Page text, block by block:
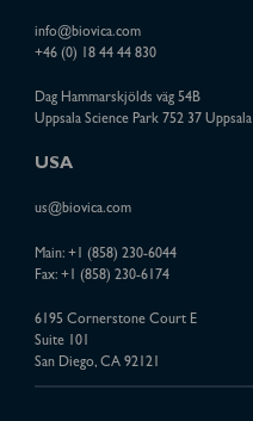
info@biovica.com
+46 (0) 18 44 44 830
Dag Hammarskjölds väg 54B
Uppsala Science Park 752 37 Uppsala
USA
us@biovica.com
Main: +1 (858) 230-6044
Fax: +1 (858) 230-6174
6195 Cornerstone Court E
Suite 101
San Diego, CA 92121